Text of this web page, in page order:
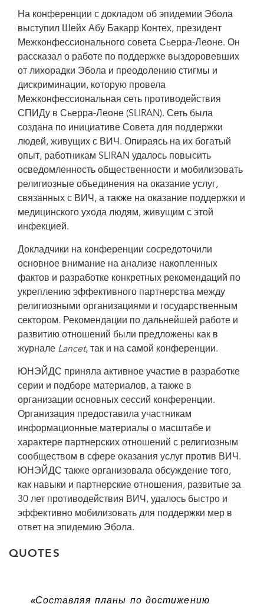
На конференции с докладом об эпидемии Эбола
выступил Шейх Абу Бакарр Контех, президент
Межконфессионального совета Сьерра-Леоне. Он
рассказал о работе по поддержке выздоровевших
от лихорадки Эбола и преодолению стигмы и
дискриминации, которую провела
Межконфессиональная сеть противодействия
СПИДу в Сьерра-Леоне (SLIRAN). Сеть была
создана по инициативе Совета для поддержки
людей, живущих с ВИЧ. Опираясь на их богатый
опыт, работникам SLIRAN удалось повысить
осведомленность общественности и мобилизовать
религиозные объединения на оказание услуг,
связанных с ВИЧ, а также на оказание поддержки и
медицинского ухода людям, живущим с этой
инфекцией.
Докладчики на конференции сосредоточили
основное внимание на анализе накопленных
фактов и разработке конкретных рекомендаций по
укреплению эффективного партнерства между
религиозными организациями и государственным
сектором. Рекомендации по дальнейшей работе и
развитию отношений были предложены как в
журнале Lancet, так и на самой конференции.
ЮНЭЙДС приняла активное участие в разработке
серии и подборе материалов, а также в
организации основных сессий конференции.
Организация предоставила участникам
информационные материалы о масштабе и
характере партнерских отношений с религиозным
сообществом в сфере оказания услуг против ВИЧ.
ЮНЭЙДС также организовала обсуждение того,
как навыки и партнерские отношения, развитые за
30 лет противодействия ВИЧ, удалось быстро и
эффективно мобилизовать для поддержки мер в
ответ на эпидемию Эбола.
QUOTES
«Составляя планы по достижению